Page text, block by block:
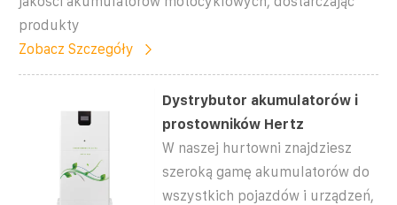
produkty
Zobacz Szczegóły
Dystrybutor akumulatorów i
prostowników Hertz
W naszej hurtowni znajdziesz
szeroką gamę akumulatorów do
wszystkich pojazdów i urządzeń,